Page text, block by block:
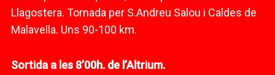
Llagostera. Tornada per S.Andreu Salou i Caldes de
Malavella. Uns 90-100 km.
Sortida a les 8’00h. de l’Altrium.